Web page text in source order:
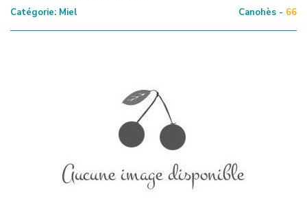
Catégorie: Miel Canohès - 66